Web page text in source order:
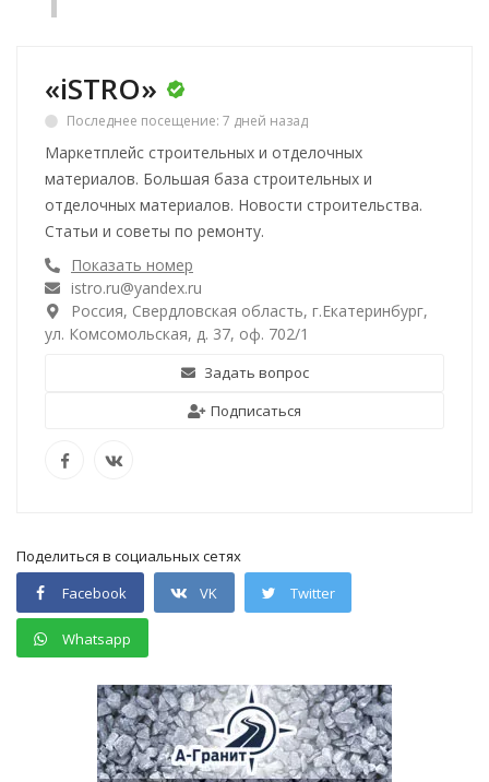
«iSTRO»
Последнее посещение: 7 дней назад
Маркетплейс строительных и отделочных
материалов. Большая база строительных и
отделочных материалов. Новости строительства.
Статьи и советы по ремонту.
Показать номер
istro.ru@yandex.ru
Россия, Свердловская область, г.Екатеринбург,
ул. Комсомольская, д. 37, оф. 702/1
Задать вопрос
Подписаться
Поделиться в социальных сетях
Facebook
VK Twitter
Whatsapp